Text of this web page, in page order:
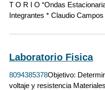
T O R I O “Ondas
Integrantes * Claudio
Laboratorio Fisica
8094385378Objetivo:
voltaje y resistencia